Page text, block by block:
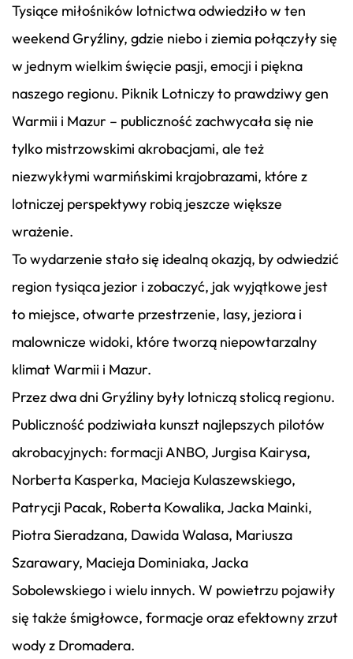
Tysiące miłośników lotnictwa odwiedziło w ten
weekend Gryźliny, gdzie niebo i ziemia połączyły się
w jednym wielkim święcie pasji, emocji i piękna
naszego regionu. Piknik Lotniczy to prawdziwy gen
Warmii i Mazur – publiczność zachwycała się nie
tylko mistrzowskimi akrobacjami, ale też
niezwykłymi warmińskimi krajobrazami, które z
lotniczej perspektywy robią jeszcze większe
wrażenie.
To wydarzenie stało się idealną okazją, by odwiedzić
region tysiąca jezior i zobaczyć, jak wyjątkowe jest
to miejsce, otwarte przestrzenie, lasy, jeziora i
malownicze widoki, które tworzą niepowtarzalny
klimat Warmii i Mazur.
Przez dwa dni Gryźliny były lotniczą stolicą regionu.
Publiczność podziwiała kunszt najlepszych pilotów
akrobacyjnych: formacji ANBO, Jurgisa Kairysa,
Norberta Kasperka, Macieja Kulaszewskiego,
Patrycji Pacak, Roberta Kowalika, Jacka Mainki,
Piotra Sieradzana, Dawida Walasa, Mariusza
Szarawary, Macieja Dominiaka, Jacka
Sobolewskiego i wielu innych. W powietrzu pojawiły
się także śmigłowce, formacje oraz efektowny zrzut
wody z Dromadera.